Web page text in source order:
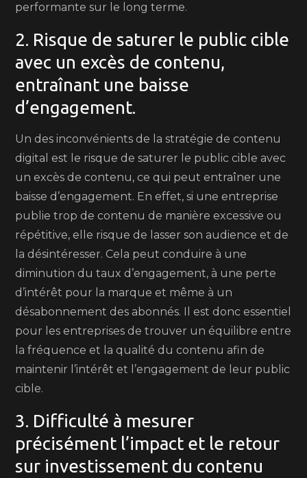
performante sur le long terme.
2. Risque de saturer le public cible
avec un excès de contenu,
entraînant une baisse
d’engagement.
Un des inconvénients de la stratégie de contenu
digital est le risque de saturer le public cible avec
un excès de contenu, ce qui peut entraîner une
baisse d’engagement. En effet, si une entreprise
publie trop de contenu de manière excessive ou
répétitive, elle risque de lasser son audience et de
la désintéresser. Cela peut conduire à une
diminution du taux d’engagement, à une perte
d’intérêt pour la marque et même à un
désabonnement des abonnés. Il est donc essentiel
pour les entreprises de trouver un équilibre entre
la fréquence et la qualité du contenu afin de
maintenir l’intérêt et l’engagement de leur public
cible.
3. Difficulté à mesurer
précisément l’impact et le retour
sur investissement du contenu